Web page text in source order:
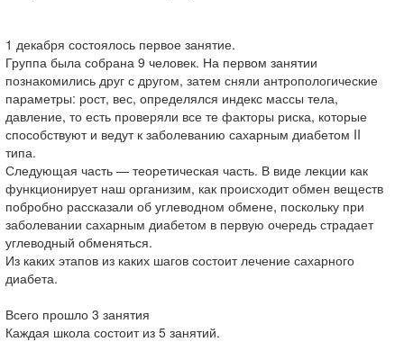
1 декабря состоялось первое занятие.
Группа была собрана 9 человек. На первом занятии
познакомились друг с другом, затем сняли антропологические
параметры: рост, вес, определялся индекс массы тела,
давление, то есть проверяли все те факторы риска, которые
способствуют и ведут к заболеванию сахарным диабетом II
типа.
Следующая часть — теоретическая часть. В виде лекции как
функционирует наш организим, как происходит обмен веществ
побробно рассказали об углеводном обмене, поскольку при
заболевании сахарным диабетом в первую очередь страдает
углеводный обменяться.
Из каких этапов из каких шагов состоит лечение сахарного
диабета.
Всего прошло 3 занятия
Каждая школа состоит из 5 занятий.